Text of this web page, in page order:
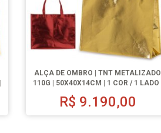
ALÇA DE OMBRO | TNT METALIZADO
110G | 50X40X14CM | 1 COR / 1 LADO |
R$ 9.190,00